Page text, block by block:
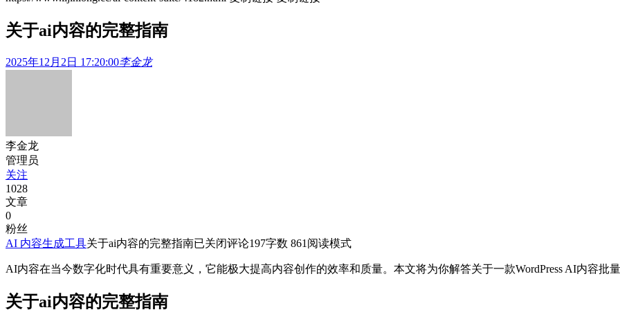
关于ai内容的完整指南
2025年12月2日 17:20:00李金龙
李金龙
管理员
关注
1028
文章
0
粉丝
AI 内容生成工具关于ai内容的完整指南已关闭评论197字数 861 阅读模式
AI内容在当今数字化时代具有重要意义，它能极大提高内容创作的效率和质量。本文将为你解答关于一款WordPress AI内容批
关于ai内容的完整指南